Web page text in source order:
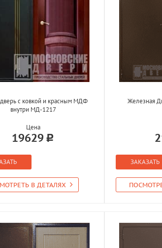
с ковкой и красным МДФ
внутри МД-1217
Цена
19629
В ДЕТАЛЯХ
Железная
ЗАКАЗАТЬ